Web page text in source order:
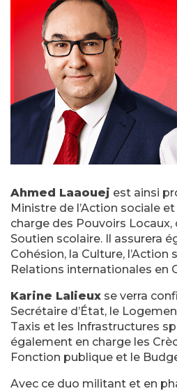
Ahmed Laaouej est ainsi
Ministre de l’Action sociale
charge des Pouvoirs Locaux,
Soutien scolaire. Il assurera
Cohésion, la Culture, l’Action
Relations internationales en
Karine Lalieux se verra
Secrétaire d’État, le
Taxis et les Infrastructures
également en charge les
Fonction publique et le
Avec ce duo militant et en